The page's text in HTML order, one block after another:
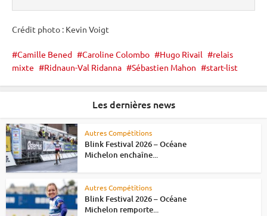
Crédit photo : Kevin Voigt
Camille Bened Caroline Colombo Hugo Rivail
relais
mixte
Ridnaun-Val Ridanna Sébastien Mahon start-list
Les dernières news
Autres Compétitions
Blink Festival 2026 – Océane
Michelon enchaîne...
Autres Compétitions
Blink Festival 2026 – Océane
Michelon remporte...